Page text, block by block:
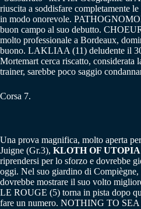
riuscita a soddisfare completamente
in modo onorevole.
buon campo al suo debutto.
molto professionale a Bordeaux,
buono. LAKLIAA (11) deludente il
Mortemart cerca riscatto, considerata
trainer, sarebbe poco saggio
Corsa 7.
Una prova magnifica, molto aperta
Juigne (Gr.3), KLOTH OF UTOPIA
riprendersi per lo sforzo e dovrebbe
oggi. Nel suo giardino di
dovrebbe mostrare il suo volto
LE ROUGE (5) torna in pista dopo
fare un numero. NOTHING TO SEA